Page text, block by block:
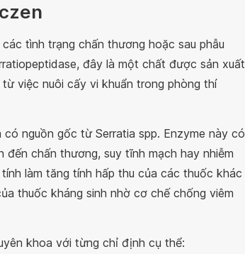
tình trạng chấn thương hoặc sau phẫu
đây là một chất được sản xuất
việc nuôi cấy vi khuẩn trong phòng thí
nguồn gốc từ Serratia spp. Enzyme này có
chấn thương, suy tĩnh mạch hay nhiễm
làm tăng tính hấp thu của các thuốc khác
thuốc kháng sinh nhờ cơ chế chống viêm
khoa với từng chỉ định cụ thể: